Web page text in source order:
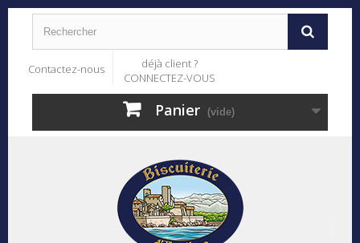
Contactez-nous
déjà client ?
CONNECTEZ-VOUS
Panier (vide)